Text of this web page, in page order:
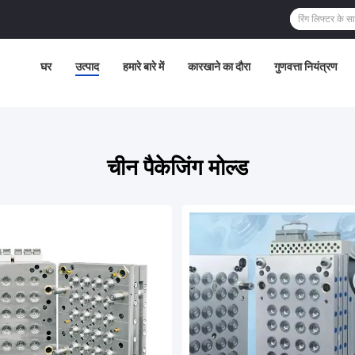
घर उत्पाद हमारे बारे में कारखाने का दौरा गुणवत्ता नियंत्रण
चीन पैकेजिंग मोल्ड